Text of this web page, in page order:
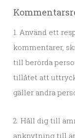
1. Använd ett
kommentarer,
till berörda
tillåtet att
gäller andra
2. Håll dig till
anknytning till